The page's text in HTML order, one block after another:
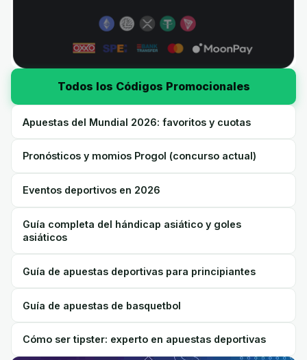
Todos los Códigos Promocionales
Apuestas del Mundial 2026: favoritos y cuotas
Pronósticos y momios Progol (concurso actual)
Eventos deportivos en 2026
Guía completa del hándicap asiático y goles
asiáticos
Guía de apuestas deportivas para principiantes
Guía de apuestas de basquetbol
Cómo ser tipster: experto en apuestas deportivas